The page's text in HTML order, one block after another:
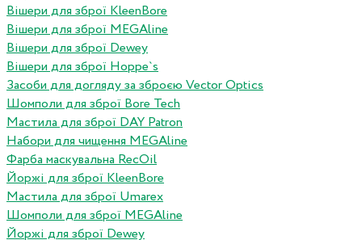
Вішери для зброї KleenBore
Вішери для зброї MEGAline
Вішери для зброї Dewey
Вішери для зброї Hoppe`s
Засоби для догляду за зброєю Vector Optics
Шомполи для зброї Bore Tech
Мастила для зброї DAY Patron
Набори для чищення MEGAline
Фарба маскувальна RecOil
Йоржі для зброї KleenBore
Мастила для зброї Umarex
Шомполи для зброї MEGAline
Йоржі для зброї Dewey